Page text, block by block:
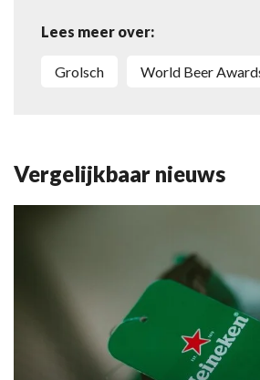
Lees meer over:
Grolsch World Beer
Vergelijkbaar nieuws